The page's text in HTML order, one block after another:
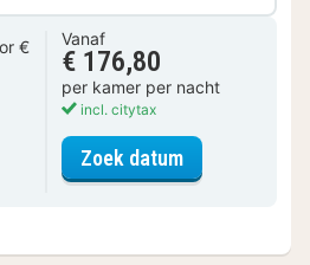
€
Vanaf
€ 176,80
per kamer per nacht
incl. citytax
Zoek datumvoor Comfort